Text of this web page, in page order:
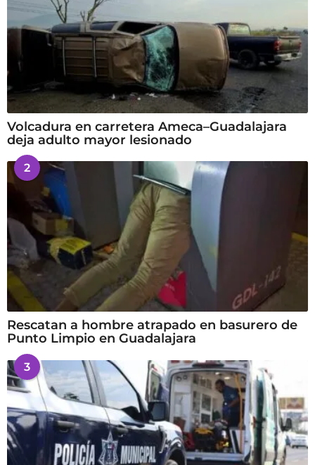
Volcadura en carretera Ameca–Guadalajara
deja adulto mayor lesionado
2
Rescatan a hombre atrapado en basurero de
Punto Limpio en Guadalajara
3